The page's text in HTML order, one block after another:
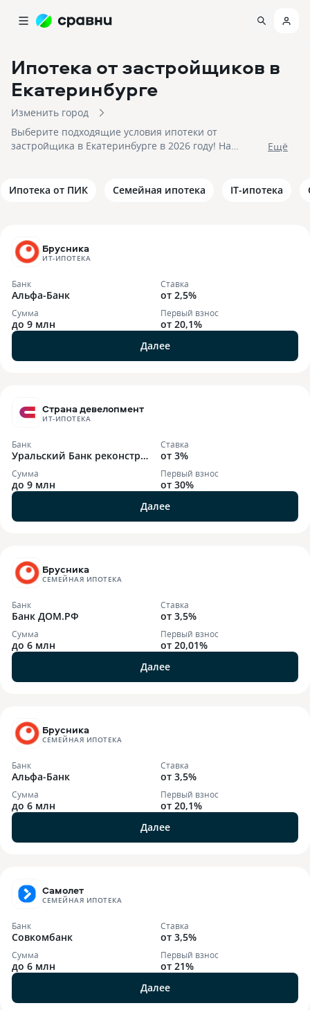
Ипотека от застройщиков в
Екатеринбурге
Изменить город
Выберите подходящие условия ипотеки от
застройщика в Екатеринбурге в 2026 году! На
20%, на сумму до 200 000 000 рублей! Подайте заявку
Eщё
Ипотека от ПИК Семейная ипотека IT-ипотека
Брусника
ИТ-ИПОТЕКА
Банк
Альфа-Банк
Ставка
от 2,5%
Сумма
до 9 млн
Первый взнос
от 20,1%
Далее
Страна девелопмент
ИТ-ИПОТЕКА
Банк
Уральский Банк реконстру
кции и развития
Ставка
от 3%
Сумма
до 9 млн
Первый взнос
от 30%
Далее
Брусника
СЕМЕЙНАЯ ИПОТЕКА
Банк
Банк ДОМ.РФ
Ставка
от 3,5%
Сумма
до 6 млн
Первый взнос
от 20,01%
Далее
Брусника
СЕМЕЙНАЯ ИПОТЕКА
Банк
Альфа-Банк
Ставка
от 3,5%
Сумма
до 6 млн
Первый взнос
от 20,1%
Далее
Самолет
СЕМЕЙНАЯ ИПОТЕКА
Банк
Совкомбанк
Ставка
от 3,5%
Сумма
до 6 млн
Первый взнос
от 21%
Далее